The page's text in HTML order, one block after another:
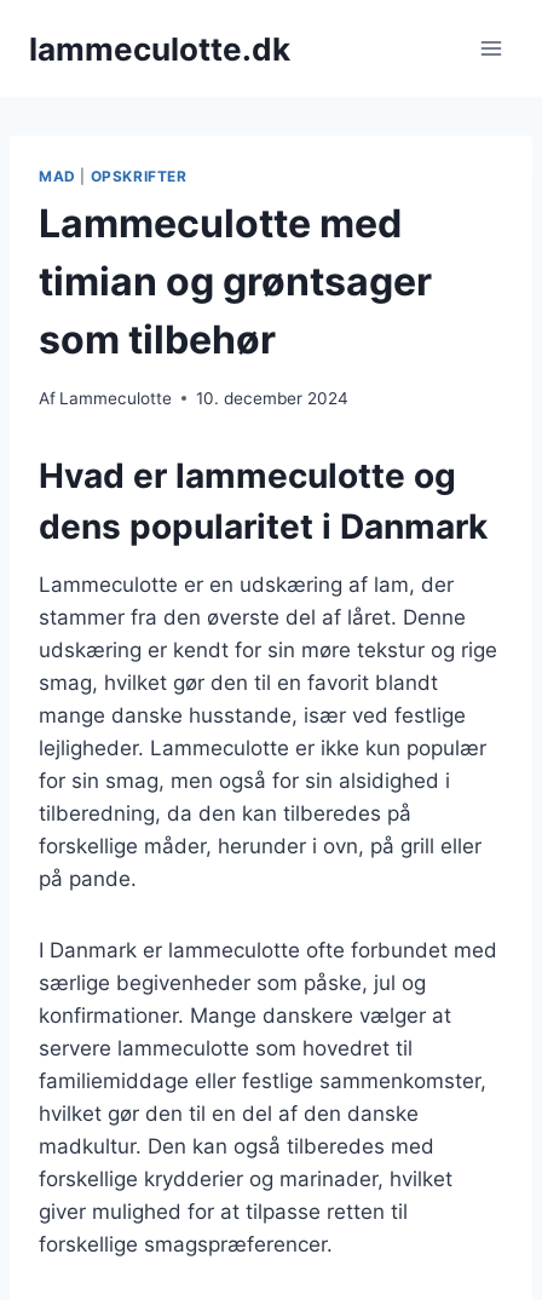
lammeculotte.dk
MAD OPSKRIFTER
Lammeculotte med
timian og grøntsager
som tilbehør
Af Lammeculotte 10. december 2024
Hvad er lammeculotte og
dens popularitet i Danmark
Lammeculotte er en udskæring af lam, der
stammer fra den øverste del af låret. Denne
udskæring er kendt for sin møre tekstur og rige
smag, hvilket gør den til en favorit blandt
mange danske husstande, især ved festlige
lejligheder. Lammeculotte er ikke kun populær
for sin smag, men også for sin alsidighed i
tilberedning, da den kan tilberedes på
forskellige måder, herunder i ovn, på grill eller
på pande.
I Danmark er lammeculotte ofte forbundet med
særlige begivenheder som påske, jul og
konfirmationer. Mange danskere vælger at
servere lammeculotte som hovedret til
familiemiddage eller festlige sammenkomster,
hvilket gør den til en del af den danske
madkultur. Den kan også tilberedes med
forskellige krydderier og marinader, hvilket
giver mulighed for at tilpasse retten til
forskellige smagspræferencer.